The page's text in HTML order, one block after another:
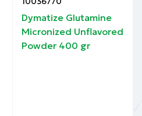
Dymatize Glutamine
Micronized Unflavored
Powder 400 gr